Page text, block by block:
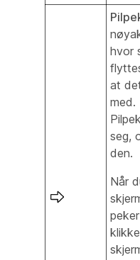
hvor
at
med.
seg,
den.
Når